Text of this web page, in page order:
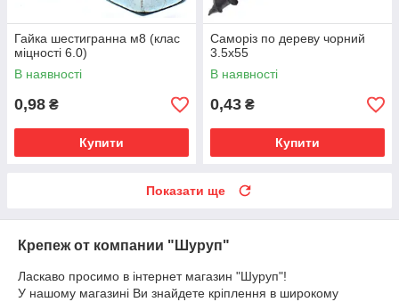
Гайка шестигранна м8 (клас
міцності 6.0)
В наявності
0,98 ₴
Купити
Саморіз по дереву чорний
3.5х55
В наявності
0,43 ₴
Купити
Показати ще
Крепеж от компании "Шуруп"
Ласкаво просимо в інтернет магазин "Шуруп"!
У нашому магазині Ви знайдете кріплення в широкому